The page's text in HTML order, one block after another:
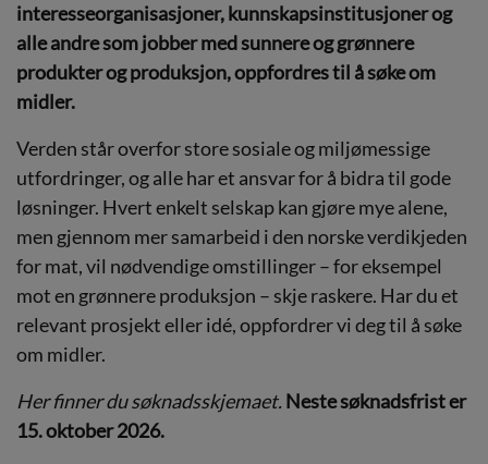
interesseorganisasjoner, kunnskapsinstitusjoner og
alle andre som jobber med sunnere og grønnere
produkter og produksjon,oppfordres til å søke om
midler.
Verden står overfor store sosiale og miljømessige
utfordringer, og alle har et ansvar for å bidra til gode
løsninger. Hvert enkelt selskap kan gjøre mye alene,
men gjennom mer samarbeid i den norske verdikjeden
for mat, vil nødvendige omstillinger – for eksempel
mot en grønnere produksjon – skje raskere. Har du et
relevant prosjekt eller idé, oppfordrer vi deg til å søke
om midler.
Her finner du søknadsskjemaet.Neste søknadsfrist er
15. oktober 2026.